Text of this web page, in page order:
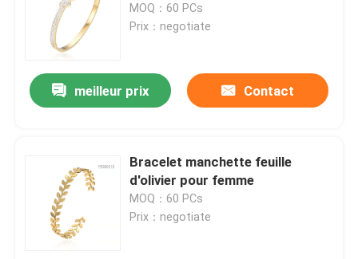
MOQ：60 PCs
Prix：negotiate
meilleur prix Contact
Bracelet manchette feuille
d'olivier pour femme
MOQ：60 PCs
Prix：negotiate